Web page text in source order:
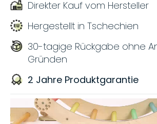
Direkter Kauf vom Hersteller
Hergestellt in Tschechien
30-tagige Rückgabe ohne
Gründen
2 Jahre Produktgarantie